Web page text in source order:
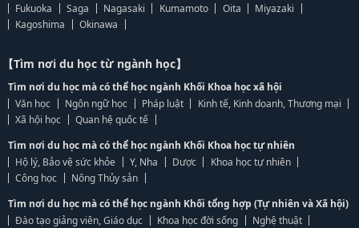
Fukuoka
Saga Nagasaki Kumamoto Oita
Miyazaki
Kagoshima
Okinawa
【Tìm nơi du học từ ngành học】
Tìm nơi du học mà có thể học ngành Khối Khoa học xã hội
Văn học
Ngôn ngữ học Pháp luật
Kinh tế, Kinh doanh, Thương mại
Xã hội học
Quan hệ quốc tế
Tìm nơi du học mà có thể học ngành Khối Khoa học tự nhiên
Hộ lý, Bảo vệ sức khỏe
Y, Nha Dược
Khoa học tự nhiên
Công học
Nông Thủy sản
Tìm nơi du học mà có thể học ngành Khối tổng hợp (Tự nhiên và Xã hội)
Đào tạo giảng viên, Giáo dục
Khoa học đời sống
Nghệ thuật